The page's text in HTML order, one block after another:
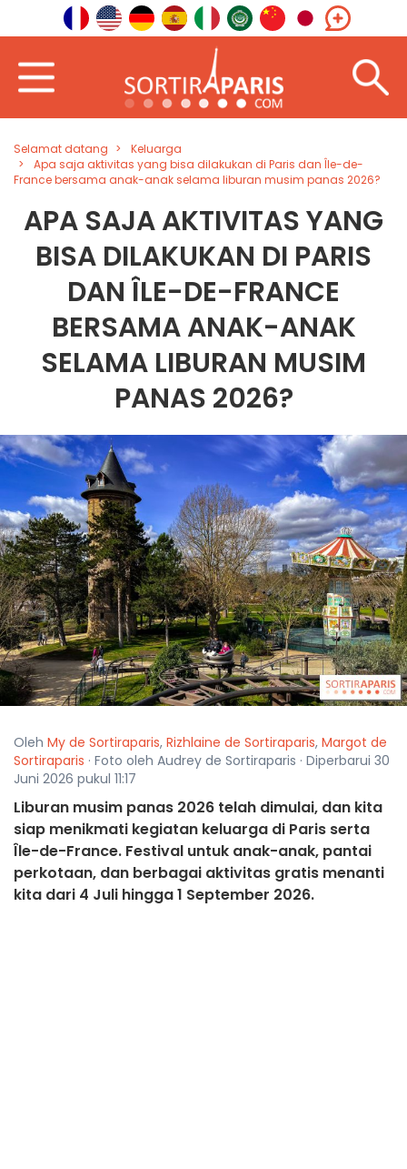
Selamat datang
Keluarga
Apa saja aktivitas yang bisa dilakukan di Paris dan Île-de-
France bersama anak-anak selama liburan musim panas 2026?
APA SAJA AKTIVITAS YANG
BISA DILAKUKAN DI PARIS
DAN ÎLE-DE-FRANCE
BERSAMA ANAK-ANAK
SELAMA LIBURAN MUSIM
PANAS 2026?
Oleh My de Sortiraparis, Rizhlaine de Sortiraparis, Margot de
Sortiraparis · Foto oleh Audrey de Sortiraparis · Diperbarui 30
Juni 2026 pukul 11:17
Liburan musim panas 2026 telah dimulai, dan kita
siap menikmati kegiatan keluarga di Paris serta
Île-de-France. Festival untuk anak-anak, pantai
perkotaan, dan berbagai aktivitas gratis menanti
kita dari 4 Juli hingga 1 September 2026.